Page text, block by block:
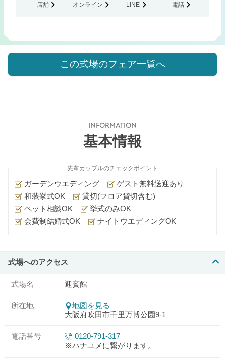
店舗 オンライン LINE 電話
この式場のフェア一覧へ
INFORMATION
基本情報
先輩カップルのチェックポイント
ガーデンウエディング
ゲスト無料送迎あり
和装挙式OK
貸切(フロア貸切含む)
ペット相談OK
挙式のみOK
会費制結婚式OK
ナイトウエディングOK
式場へのアクセス
式場名 迎賓館
所在地
地図を見る
大阪府吹田市千里万博公園9-1
電話番号
0120-791-317
※ハナユメに繋がります。